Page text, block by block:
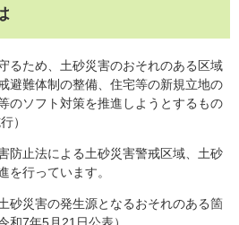
るため、土砂災害のおそれのある区域
避難体制の整備、住宅等の新規立地の
のソフト対策を推進しようとするもの
）
防止法による土砂災害警戒区域、土砂
を行っています。
砂災害の発生源となるおそれのある箇